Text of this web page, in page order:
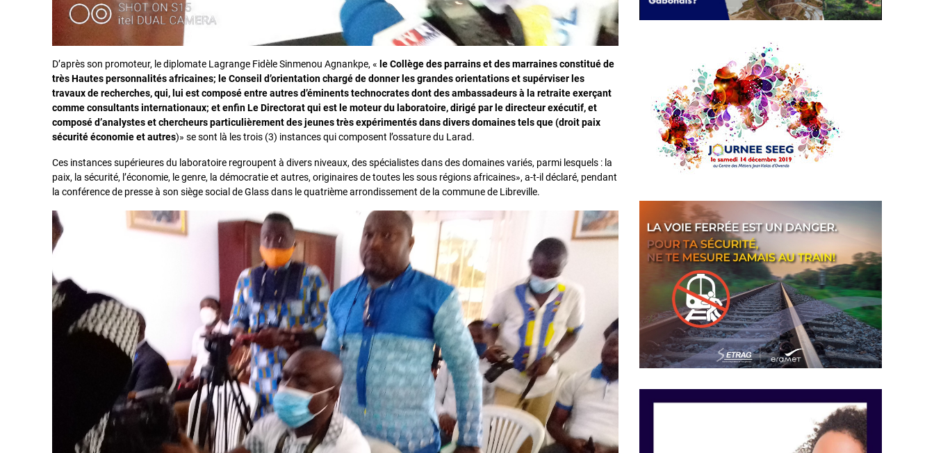
D’après son promoteur, le diplomate Lagrange Fidèle Sinmenou Agnankpe, « leCollège des parrains et des marraines constitué de
très Hautes personnalités africaines; le Conseil d’orientation chargé de donner les grandes orientations et supérviser les
travaux de recherches, qui, lui est composé entre autres d’éminents technocrates dont des ambassadeurs à la retraite exerçant
comme consultants internationaux; et enfin Le Directorat qui est le moteur du laboratoire, dirigé par le directeur exécutif, et
composé d’analystes et chercheurs particulièrement des jeunes très expérimentés dans divers domaines tels que (droit paix
sécurité économie et autres)» se sont là les trois (3) instances qui composent l’ossature du Larad.
Ces instances supérieures du laboratoire regroupent à divers niveaux, des spécialistes dans des domaines variés, parmi lesquels : la
paix, la sécurité, l’économie, le genre, la démocratie et autres, originaires de toutes les sous régions africaines», a-t-il déclaré, pendant
la conférence de presse à son siège social de Glass dans le quatrième arrondissement de la commune de Libreville.